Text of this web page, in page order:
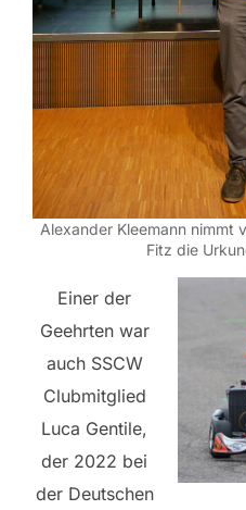
Alexander Kleemann nimmt
Fitz die
Einer der
Geehrten war
auch SSCW
Clubmitglied
Luca Gentile,
der 2022 bei
der Deutschen